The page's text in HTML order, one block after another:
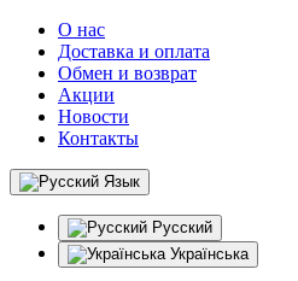
О нас
Доставка и оплата
Обмен и возврат
Акции
Новости
Контакты
Язык
Русский
Українська